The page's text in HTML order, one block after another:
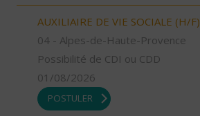
AUXILIAIRE DE VIE SOCIALE (H/F)
04 - Alpes-de-Haute-Provence
Possibilité de CDI ou CDD
01/08/2026
POSTULER